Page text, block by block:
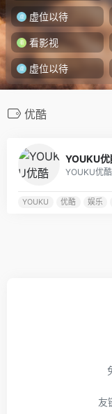
虚位以待
看影视
虚位以待
优酷
YOUKU优
YOUKU 优酷 娱乐
友